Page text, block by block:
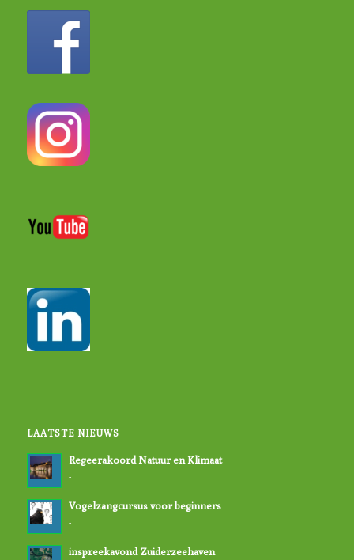
LAATSTE NIEUWS
Regeerakoord Natuur en Klimaat
-
Vogelzangcursus voor beginners
-
inspreekavond Zuiderzeehaven